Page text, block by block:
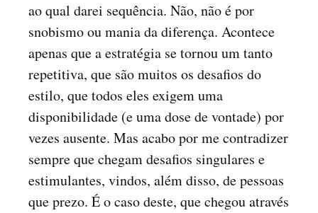
ao qual darei sequência. Não, não é por
snobismo ou mania da diferença. Acontece
apenas que a estratégia se tornou um tanto
repetitiva, que são muitos os desafios do
estilo, que todos eles exigem uma
disponibilidade (e uma dose de vontade) por
vezes ausente. Mas acabo por me contradizer
sempre que chegam desafios singulares e
estimulantes, vindos, além disso, de pessoas
que prezo. É o caso deste, que chegou através